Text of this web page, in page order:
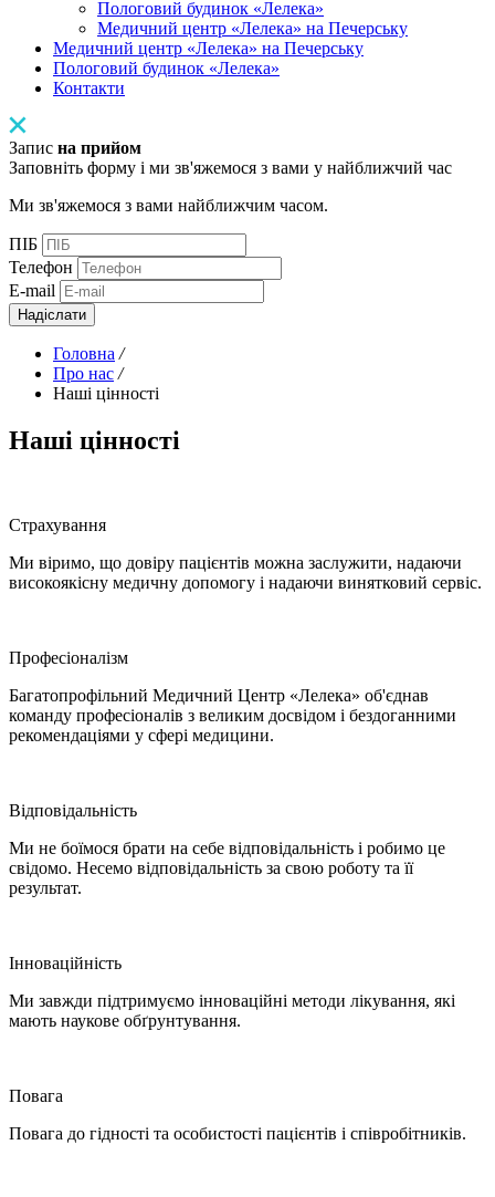
Пологовий будинок «Лелека»
Медичний центр «Лелека» на Печерську
Медичний центр «Лелека» на Печерську
Пологовий будинок «Лелека»
Контакти
Запис на прийом
Заповніть форму і ми зв'яжемося з вами у найближчий час
Ми зв'яжемося з вами найближчим часом.
ПІБ
Телефон
E-mail
Надіслати
Головна /
Про нас /
Наші цінності
Наші цінності
Страхування
Ми віримо, що довіру пацієнтів можна заслужити, надаючи
високоякісну медичну допомогу і надаючи винятковий сервіс.
Професіоналізм
Багатопрофільний Медичний Центр «Лелека» об'єднав
команду професіоналів з великим досвідом і бездоганними
рекомендаціями у сфері медицини.
Відповідальність
Ми не боїмося брати на себе відповідальність і робимо це
свідомо. Несемо відповідальність за свою роботу та її
результат.
Інноваційність
Ми завжди підтримуємо інноваційні методи лікування, які
мають наукове обґрунтування.
Повага
Повага до гідності та особистості пацієнтів і співробітників.